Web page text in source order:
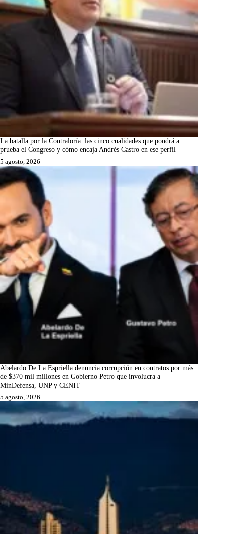
La batalla por la Contraloría: las cinco cualidades que pondrá a
prueba el Congreso y cómo encaja Andrés Castro en ese perfil
5 agosto, 2026
Abelardo De La Espriella denuncia corrupción en contratos por más
de $370 mil millones en Gobierno Petro que involucra a
MinDefensa, UNP y CENIT
5 agosto, 2026